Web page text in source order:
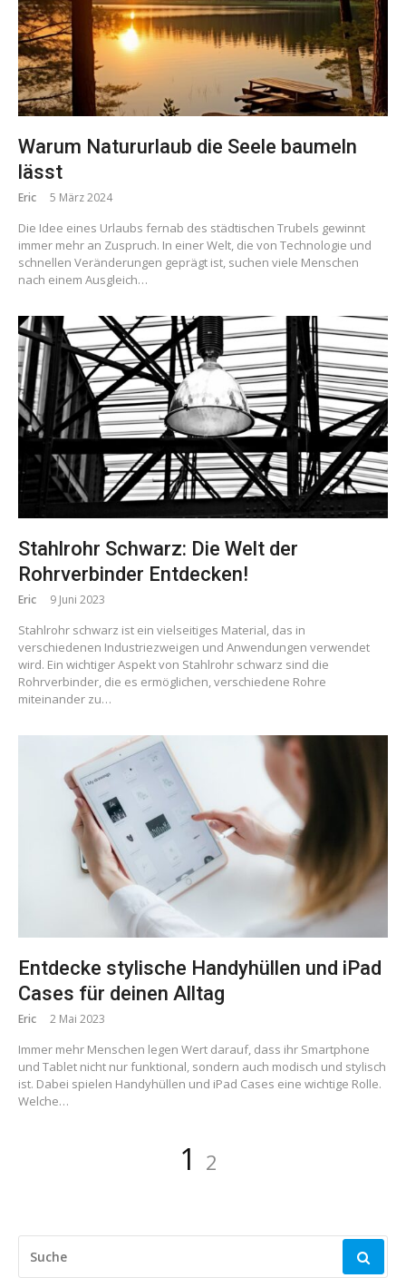
Warum Natururlaub die Seele baumeln
lässt
Eric 5 März 2024
Die Idee eines Urlaubs fernab des städtischen Trubels gewinnt
immer mehr an Zuspruch. In einer Welt, die von Technologie und
schnellen Veränderungen geprägt ist, suchen viele Menschen
nach einem Ausgleich…
Stahlrohr Schwarz: Die Welt der
Rohrverbinder Entdecken!
Eric 9 Juni 2023
Stahlrohr schwarz ist ein vielseitiges Material, das in
verschiedenen Industriezweigen und Anwendungen verwendet
wird. Ein wichtiger Aspekt von Stahlrohr schwarz sind die
Rohrverbinder, die es ermöglichen, verschiedene Rohre
miteinander zu…
Entdecke stylische Handyhüllen und iPad
Cases für deinen Alltag
Eric 2 Mai 2023
Immer mehr Menschen legen Wert darauf, dass ihr Smartphone
und Tablet nicht nur funktional, sondern auch modisch und stylisch
ist. Dabei spielen Handyhüllen und iPad Cases eine wichtige Rolle.
Welche…
Seitennummerierung
Seite
1 Seite
2
NACH: